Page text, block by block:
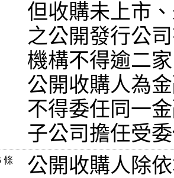
但收購未上市
之公開發行公
機構不得逾二
公開收購人為
不得委任同一
子公司擔任受
條
公開收購人除